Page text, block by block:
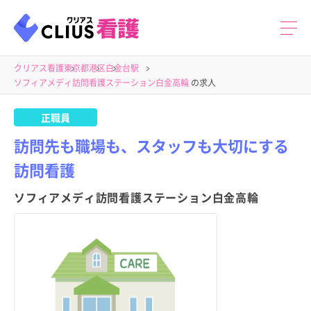
クリアス看護東京都港区白金台駅
ソフィアメディ訪問看護ステーション白金高輪 の求人
正職員
訪問先も職場も、スタッフも大切にする
訪問看護
ソフィアメディ訪問看護ステーション白金高輪